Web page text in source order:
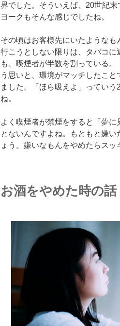
界でした。そういえば、20世紀
ヨークもそんな感じでしたね。
その頃はお客様先にいたような
行こうとしない限りは、タバコ
も、喫煙者が半数を割っている
う思いと、環境がマッチしたこ
ました。「ほら吸えよ」ってい
ね。
よく喫煙者が禁煙をすると「夢
とないんですよね。もともと嫌
ょう。嫌いなもんをやめたらスッ
お酒をやめた時の話